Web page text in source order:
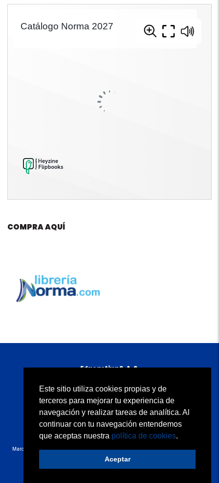
Este sitio utiliza cookies propias y de
terceros para mejorar tu experiencia de
navegación y realizar tareas de analítica. Al
continuar con tu navegación entendemos
que aceptas nuestra política de cookies.
Aceptar
COMPRA AQUÍ
Educactiva S. A. S.
ogotá, D. C., Colombia
Atención al cliente: 01 8000 934500
servicioalclientenorma@edicionesnorma.com
Quiénes somos Condiciones de uso
Contacto
Marcas y signos distintivos que contienen la denominación “N”/Norma/Carvajal ® bajo
licencia de Grupo Carvajal (Colombia).